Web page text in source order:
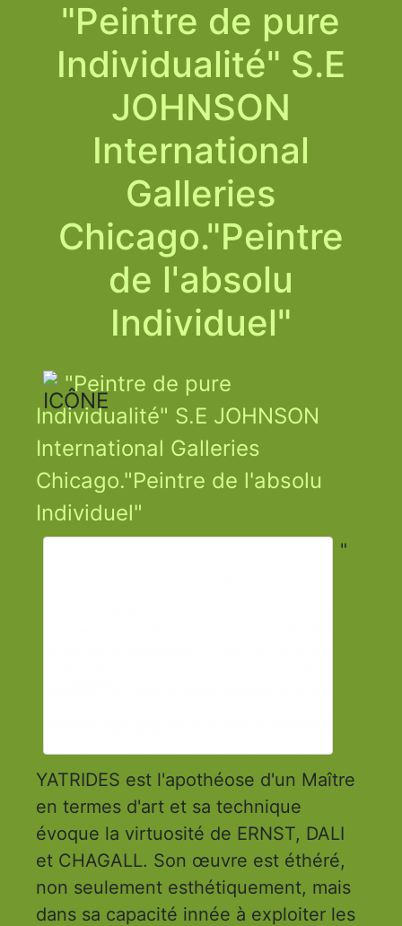
"Peintre de pure
Individualité" S.E
JOHNSON
International
Galleries
Chicago."Peintre
de l'absolu
Individuel"
"Peintre de pure
Individualité" S.E JOHNSON
International Galleries
Chicago."Peintre de l'absolu
Individuel"
"
YATRIDES est l'apothéose d'un Maître
en termes d'art et sa technique
évoque la virtuosité de ERNST, DALI
et CHAGALL. Son œuvre est éthéré,
non seulement esthétiquement, mais
dans sa capacité innée à exploiter les